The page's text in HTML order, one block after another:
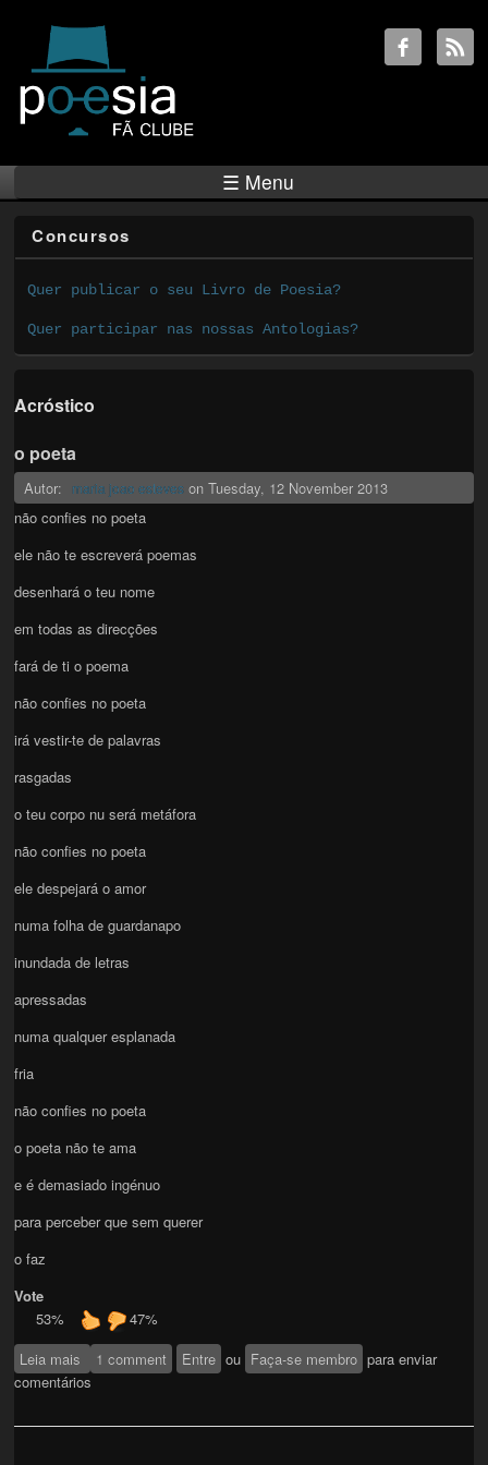
☰ Menu
Concursos
Quer publicar o seu Livro de Poesia?
Quer participar nas nossas Antologias?
Acróstico
o poeta
Autor: maria joao esteves onTuesday, 12 November 2013
não confies no poeta
ele não te escreverá poemas
desenhará o teu nome
em todas as direcções
fará de ti o poema
não confies no poeta
irá vestir-te de palavras
rasgadas
o teu corpo nu será metáfora
não confies no poeta
ele despejará o amor
numa folha de guardanapo
inundada de letras
apressadas
numa qualquer esplanada
fria
não confies no poeta
o poeta não te ama
e é demasiado ingénuo
para perceber que sem querer
o faz
Vote
53%
47%
Leia mais sobre o poeta
1 comment Entre ou Faça-se membro para enviar
comentários